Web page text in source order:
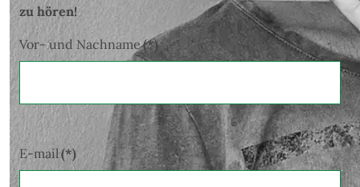
zu hören!
Vor- und Nachname(*)
E-mail(*)